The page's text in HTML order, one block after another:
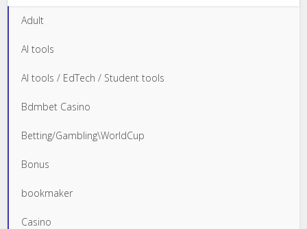
Adult
AI tools
AI tools / EdTech / Student tools
Bdmbet Casino
Betting/Gambling\WorldCup
Bonus
bookmaker
Casino